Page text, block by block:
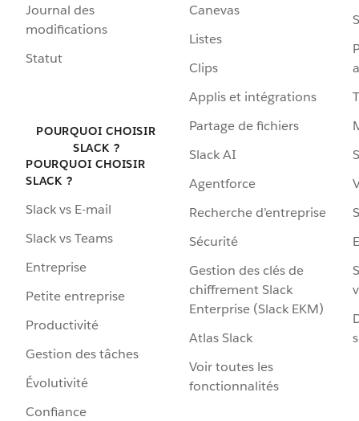
Journal des
modifications
Statut
POURQUOI CHOISIR
SLACK ?
POURQUOI CHOISIR
SLACK ?
Slack vs E-mail
Slack vs Teams
Entreprise
Petite entreprise
Productivité
Gestion des tâches
Évolutivité
Confiance
Canevas
Listes
Clips
Applis et intégrations
Partage de fichiers
Slack AI
Agentforce
Recherche d’entreprise
Sécurité
Gestion des clés de
chiffrement Slack
Enterprise (Slack EKM)
Atlas Slack
Voir toutes les
fonctionnalités